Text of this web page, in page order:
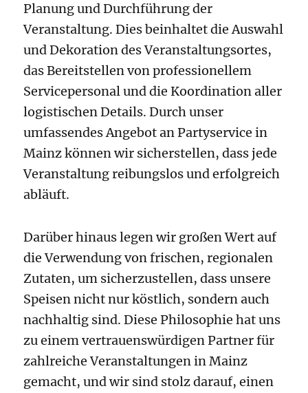
Planung und Durchführung der
Veranstaltung. Dies beinhaltet die Auswahl
und Dekoration des Veranstaltungsortes,
das Bereitstellen von professionellem
Servicepersonal und die Koordination aller
logistischen Details. Durch unser
umfassendes Angebot an Partyservice in
Mainz können wir sicherstellen, dass jede
Veranstaltung reibungslos und erfolgreich
abläuft.
Darüber hinaus legen wir großen Wert auf
die Verwendung von frischen, regionalen
Zutaten, um sicherzustellen, dass unsere
Speisen nicht nur köstlich, sondern auch
nachhaltig sind. Diese Philosophie hat uns
zu einem vertrauenswürdigen Partner für
zahlreiche Veranstaltungen in Mainz
gemacht, und wir sind stolz darauf, einen